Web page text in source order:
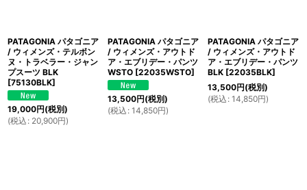
PATAGONIA パタゴニア
/ ウィメンズ・テルボン
ヌ・トラベラー・ジャン
プスーツ BLK
[75130BLK]
19,000円(税別)
(税込 : 20,900円)
PATAGONIA パタゴニア
/ ウィメンズ・アウトド
ア・エブリデー・パンツ
WSTO [22035WSTO]
13,500円(税別)
(税込 : 14,850円)
PATAGONIA パタゴニア
/ ウィメンズ・アウトド
ア・エブリデー・パンツ
BLK [22035BLK]
13,500円(税別)
(税込 : 14,850円)